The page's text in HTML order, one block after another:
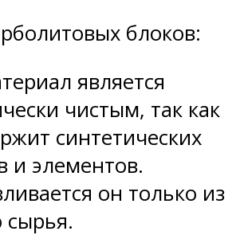
блоков:
является
чистым, так как
синтетических
и элементов.
он только из
сырья.